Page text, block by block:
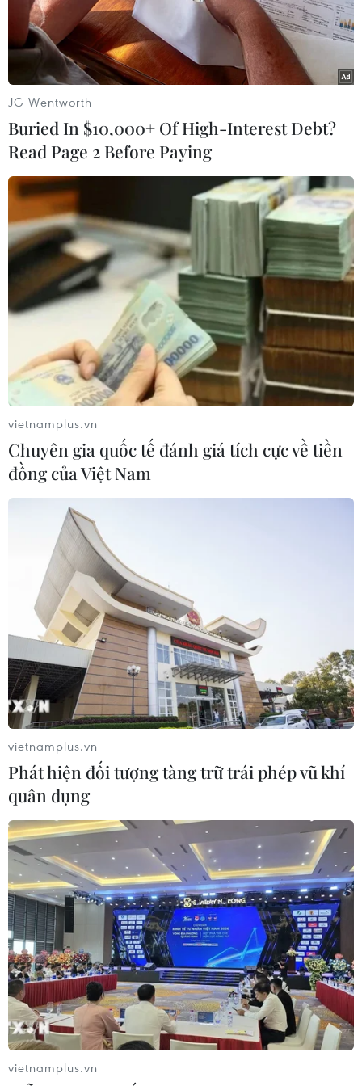
#Đại sứ quán Việt Nam tại Thái Lan
#cộng đồng người Việt tại Thái Lan
#Việt Nam và Thái Lan
#tiếng Việt Thái Lan
Theo dõi VietnamPlus
TIN LIÊN QUAN
Xúc động lễ Vu Lan báo hiếu của cộng
đồng người Việt ở Thái Lan
27/08/2018 03:41
Lễ Vu Lan báo hiếu bày tỏ niềm tôn kính, hiếu nghĩa tới
các bậc sinh thành được bà con kiều bào tại Thái Lan,
tổ chức thường niên từ năm 2009 tại các ngôi chùa Việt
ở thủ đô Bangkok.
JG Wentworth
Buried In $10,000+ Of High-Interest Debt?
Read Page 2 Before Paying
vietnamplus.vn
Chuyên gia quốc tế đánh giá tích cực về tiền
đồng của Việt Nam
vietnamplus.vn
Phát hiện đối tượng tàng trữ trái phép vũ khí
quân dụng
vietnamplus.vn